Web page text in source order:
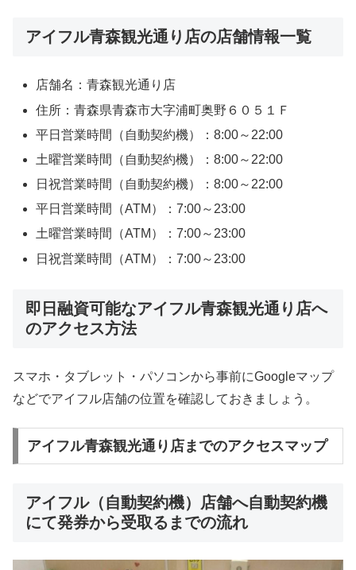
アイフル青森観光通り店の店舗情報一覧
店舗名：青森観光通り店
住所：青森県青森市大字浦町奥野６０５１Ｆ
平日営業時間（自動契約機）：8:00～22:00
土曜営業時間（自動契約機）：8:00～22:00
日祝営業時間（自動契約機）：8:00～22:00
平日営業時間（ATM）：7:00～23:00
土曜営業時間（ATM）：7:00～23:00
日祝営業時間（ATM）：7:00～23:00
即日融資可能なアイフル青森観光通り店へ
のアクセス方法
スマホ・タブレット・パソコンから事前にGoogleマップ
などでアイフル店舗の位置を確認しておきましょう。
アイフル青森観光通り店までのアクセスマップ
アイフル（自動契約機）店舗へ自動契約機
にて発券から受取るまでの流れ